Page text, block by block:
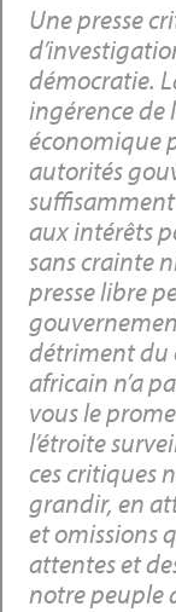
Une presse
démocratie.
ingérence de
économique
autorités
aux intérêts
sans crainte
presse libre
détriment du
africain n’a
vous le
l’étroite
ces critiques
grandir, en
et omissions
attentes et
notre peuple